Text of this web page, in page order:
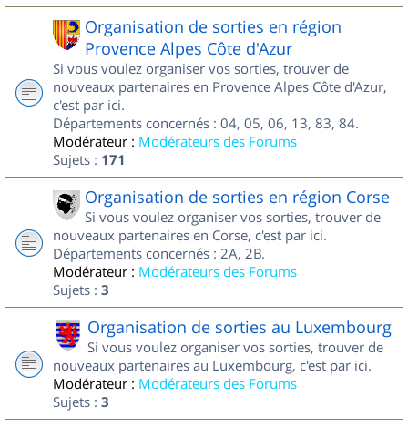
Organisation de sorties en région
Provence Alpes Côte d'Azur
Si vous voulez organiser vos sorties, trouver de
nouveaux partenaires en Provence Alpes Côte d'Azur,
c'est par ici.
Départements concernés : 04, 05, 06, 13, 83, 84.
Modérateur : Modérateurs des Forums
Sujets : 171
Organisation de sorties en région Corse
Si vous voulez organiser vos sorties, trouver de
nouveaux partenaires en Corse, c'est par ici.
Départements concernés : 2A, 2B.
Modérateur : Modérateurs des Forums
Sujets : 3
Organisation de sorties au Luxembourg
Si vous voulez organiser vos sorties, trouver de
nouveaux partenaires au Luxembourg, c'est par ici.
Modérateur : Modérateurs des Forums
Sujets : 3